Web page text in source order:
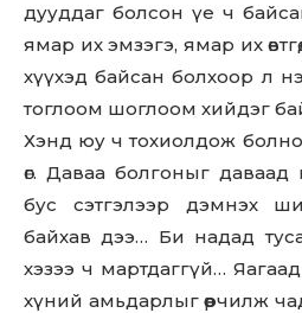
дууддаг болсон үе ч
ямар их эмзэгэ, ямар их
хүүхэд байсан болхоор л
тоглоом шоглоом хийдэг
Хэнд юу ч тохиолдож
өг. Даваа болгоныг даваад
бус сэтгэлээр дэмнэх
байхав дээ… Би надад
хэзээ ч мартдаггүй…
хүний амьдарлыг өөрчилж